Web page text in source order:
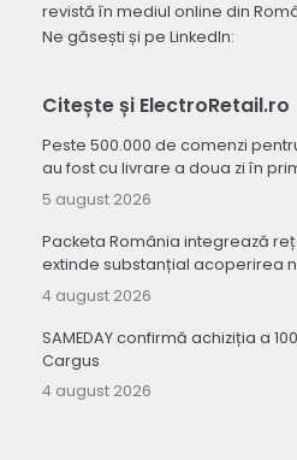
revistă în mediul online din
Ne găsești și pe LinkedIn:
Citește și ElectroRetail.ro
Peste 500.000 de comenzi
au fost cu livrare a doua zi în
5 august 2026
Packeta România integrează
extinde substanțial acoperirea
4 august 2026
SAMEDAY confirmă achiziția a
Cargus
4 august 2026